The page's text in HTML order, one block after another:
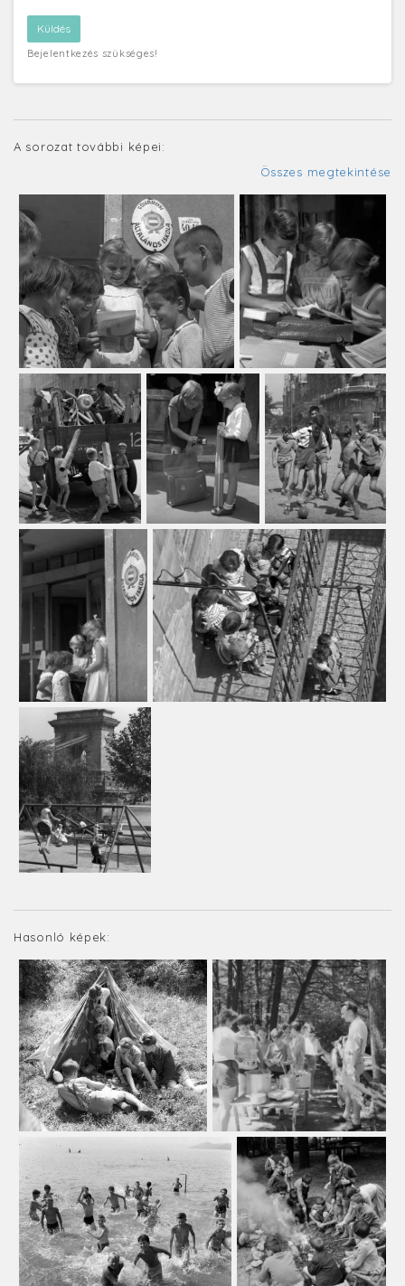
Bejelentkezés szükséges!
A sorozat további képei:
Összes megtekintése
Hasonló képek: